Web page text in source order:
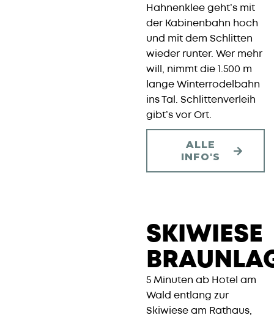
Hahnenklee geht’s mit
der Kabinenbahn hoch
und mit dem Schlitten
wieder runter. Wer mehr
will, nimmt die 1.500 m
lange Winterrodelbahn
ins Tal. Schlittenverleih
gibt’s vor Ort.
ALLE
INFO'S
SKIWIESE
5 Minuten ab Hotel am
Wald entlang zur
Skiwiese am Rathaus,